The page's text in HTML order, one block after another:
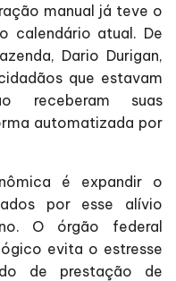
manual já teve o
calendário atual. De
Dario Durigan,
que estavam
receberam suas
automatizada por
é expandir o
por esse alívio
O órgão federal
evita o estresse
de prestação de